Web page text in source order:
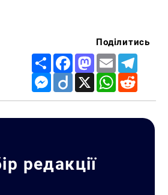
Поділитись
Share FacebookMastodon
Email
Messenger
Diigo X WhatsApp
редакції